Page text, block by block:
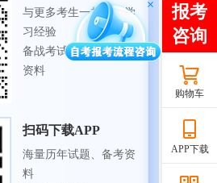
与更多考生一起交流学
习经验
备战考试，获取试题及
资料
扫码下载APP
海量历年试题、备考资
料
购物车
APP下载